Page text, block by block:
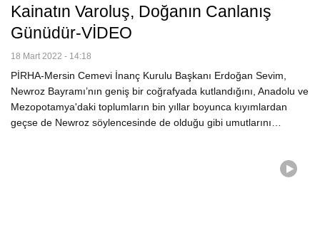
Kainatın Varoluş, Doğanın Canlanış
Günüdür-VİDEO
18 Mart 2022 - 14:18
PİRHA-Mersin Cemevi İnanç Kurulu Başkanı Erdoğan Sevim,
Newroz Bayramı’nın geniş bir coğrafyada kutlandığını, Anadolu ve
Mezopotamya'daki toplumların bin yıllar boyunca kıyımlardan
geçse de Newroz söylencesinde de olduğu gibi umutlarını…